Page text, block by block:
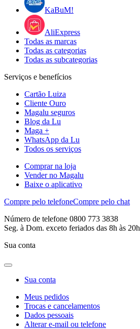
KaBuM!
AliExpress
Todas as marcas
Todas as categorias
Todas as subcategorias
Serviços e benefícios
Cartão Luiza
Cliente Ouro
Magalu seguros
Blog da Lu
Maga +
WhatsApp da Lu
Todos os serviços
Comprar na loja
Vender no Magalu
Baixe o aplicativo
Compre pelo telefoneCompre pelo chat
Número de telefone 0800 773 3838
Seg. à Dom. exceto feriados das 8h às 20h
Sua conta
Sua conta
Meus pedidos
Trocas e cancelamentos
Dados pessoais
Alterar e-mail ou telefone